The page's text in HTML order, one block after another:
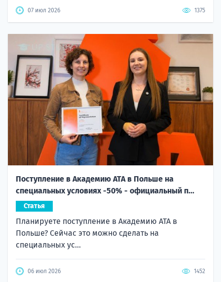
07 июл 2026 1375
Поступление в Академию ATA в Польше на
специальных условиях -50% - официальный п...
Статья
Планируете поступление в Академию ATA в
Польше? Сейчас это можно сделать на
специальных ус...
06 июл 2026 1452